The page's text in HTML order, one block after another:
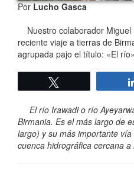
PorLucho Gasca
Nuestro colaborador Miguel
reciente viaje a tierras de
agrupada pajo el título: «El río»
El río Irawadi o río
Birmania. Es el más largo de
largo) y su más importante
cuenca hidrográfica cercana a